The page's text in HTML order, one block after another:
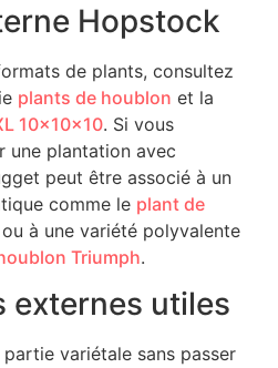
Hopstock
de plants, consultez
plants de houblon et la
10x10x10. Si vous
une plantation avec
peut être associé à un
comme le plant de
à une variété polyvalente
Triumph.
externes utiles
variétale sans passer